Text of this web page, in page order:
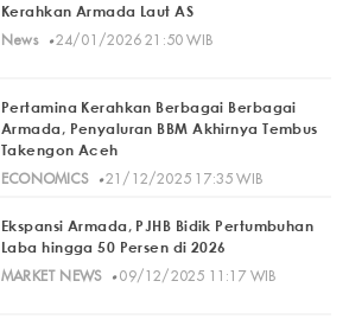
Kerahkan Armada Laut AS
News· 24/01/2026 21:50 WIB
Pertamina Kerahkan Berbagai Berbagai
Armada, Penyaluran BBM Akhirnya Tembus
Takengon Aceh
ECONOMICS· 21/12/2025 17:35 WIB
Ekspansi Armada, PJHB Bidik Pertumbuhan
Laba hingga 50 Persen di 2026
MARKET NEWS· 09/12/2025 11:17 WIB